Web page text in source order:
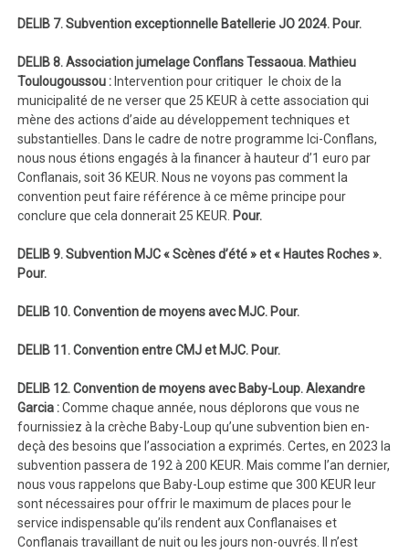
DELIB 7. Subvention exceptionnelle Batellerie JO 2024. Pour.
DELIB 8. Association jumelage Conflans Tessaoua. Mathieu
Toulougoussou : Intervention pour critiquer le choix de la
municipalité de ne verser que 25 KEUR à cette association qui
mène des actions d’aide au développement techniques et
substantielles. Dans le cadre de notre programme Ici-Conflans,
nous nous étions engagés à la financer à hauteur d’1 euro par
Conflanais, soit 36 KEUR. Nous ne voyons pas comment la
convention peut faire référence à ce même principe pour
conclure que cela donnerait 25 KEUR. Pour.
DELIB 9. Subvention MJC « Scènes d’été » et « Hautes Roches ».
Pour.
DELIB 10. Convention de moyens avec MJC. Pour.
DELIB 11. Convention entre CMJ et MJC. Pour.
DELIB 12. Convention de moyens avec Baby-Loup. Alexandre
Garcia :Comme chaque année, nous déplorons que vous ne
fournissiez à la crèche Baby-Loup qu’une subvention bien en-
deçà des besoins que l’association a exprimés. Certes, en 2023 la
subvention passera de 192 à 200 KEUR. Mais comme l’an dernier,
nous vous rappelons que Baby-Loup estime que 300 KEUR leur
sont nécessaires pour offrir le maximum de places pour le
service indispensable qu’ils rendent aux Conflanaises et
Conflanais travaillant de nuit ou les jours non-ouvrés. Il n’est